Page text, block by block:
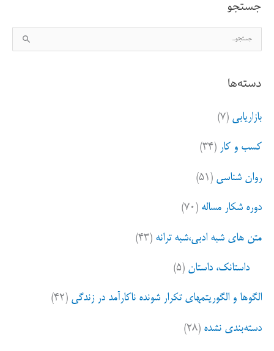
جستجو
س
ج
ب
:
دسته‌ها
بازاریابی (۷)
کسب و کار (۳۴)
روان شناسی (۵۱)
دوره شکار مساله (۷۰)
متن های شبه ادبی،شبه ترانه (۴۳)
داستانک، داستان (۵)
الگوها و الگوریتمهای تکرار شونده ناکارآمد در زندگی (۴۲)
دسته‌بندی نشده (۲۸)